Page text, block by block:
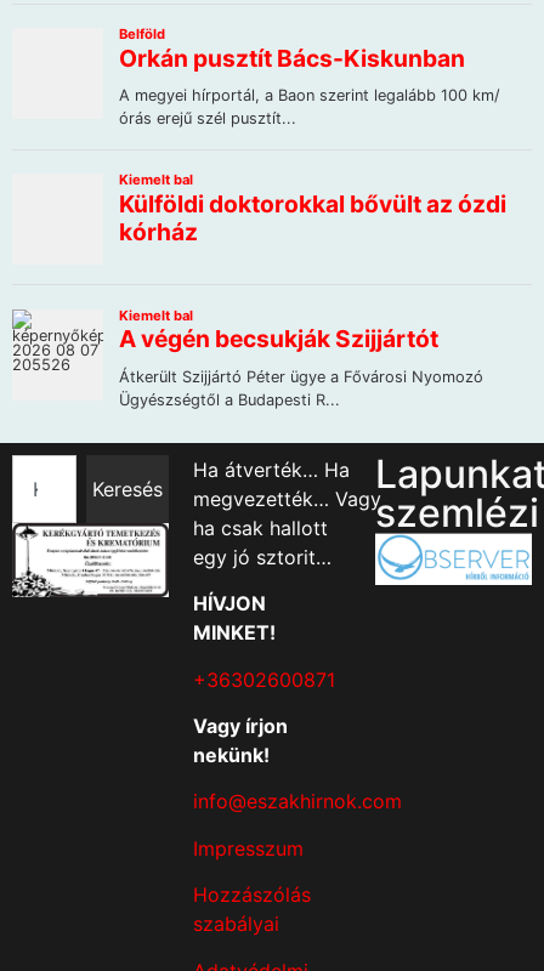
Keresés
Ha átverték… Ha
megvezették… Vagy
ha csak hallott
egy jó sztorit…
HÍVJON
MINKET!
+36302600871
Vagy írjon
nekünk!
info@eszakhirnok.com
Impresszum
Hozzászólás
szabályai
szemlézi